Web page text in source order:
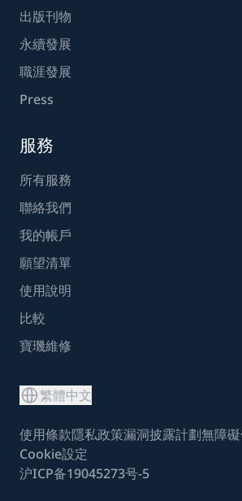
出版刊物
永續發展
職涯發展
Press
服務
所有服務
聯絡我們
我的帳戶
願望清單
使用說明
比較
寶璣維修
繁體中文
使用條款隱私政策漏洞披露計劃無障
Cookie設定
沪ICP备19045273号-5